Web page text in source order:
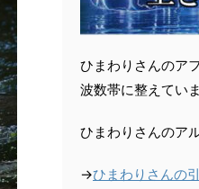
ひまわりさんのア
波数帯に整えていま
ひまわりさんのア
→ひまわりさんの